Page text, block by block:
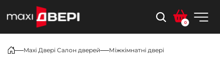
0
Maxi Двері Салон дверей Міжкімнатні двері